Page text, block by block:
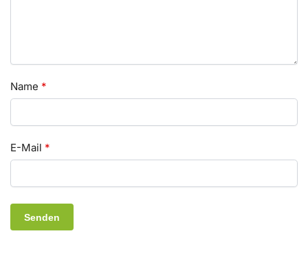
Name *
E-Mail *